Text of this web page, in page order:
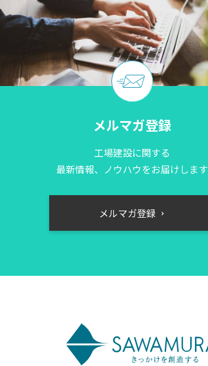
メルマガ登録
工場建設に関する
最新情報、ノウハウをお届けします
メルマガ登録